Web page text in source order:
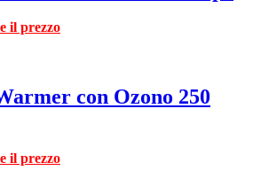
il prezzo
con Ozono 250
il prezzo